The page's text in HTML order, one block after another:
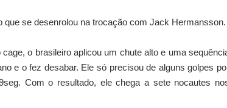
se desenrolou na trocação com Jack Hermansson.
o brasileiro aplicou um chute alto e uma
e o fez desabar. Ele só precisou de alguns golpes
Com o resultado, ele chega a sete nocautes